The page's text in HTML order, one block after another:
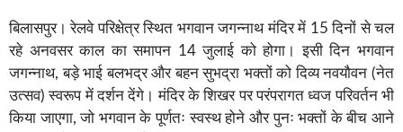
बिलासपुर। रेलवे परिक्षेत्र स्थित भगवान जगन्नाथ मंदिर में 15 दिनों से चल
रहे अनवसर काल का समापन 14 जुलाई को होगा। इसी दिन भगवान
जगन्नाथ, बड़े भाई बलभद्र और बहन सुभद्रा भक्तों को दिव्य नवयौवन (नेत
उत्सव) स्वरूप में दर्शन देंगे। मंदिर के शिखर पर परंपरागत ध्वज परिवर्तन भी
किया जाएगा, जो भगवान के पूर्णतः स्वस्थ होने और पुनः भक्तों के बीच आने